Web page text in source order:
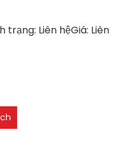
trạng: Liên hệGiá: Liên